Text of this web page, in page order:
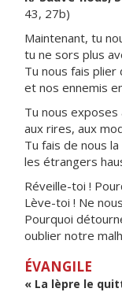
43, 27b)
Maintenant, tu
tu ne sors plus
Tu nous fais plier
et nos ennemis
Tu nous exposes
aux rires, aux
Tu fais de nous
les étrangers
Réveille-toi !
Lève-toi ! Ne
Pourquoi
oublier notre
ÉVANGILE
« La lèpre le